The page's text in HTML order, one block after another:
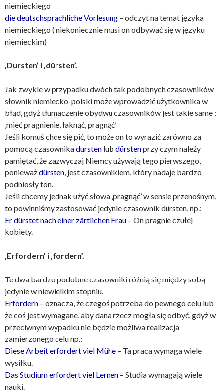
niemieckiego
die deutschsprachliche Vorlesung – odczyt na temat języka
niemieckiego ( niekoniecznie musi on odbywać się w języku
niemieckim)
‚Dursten’ i ‚dürsten’.
Jak zwykle w przypadku dwóch tak podobnych czasowników
słownik niemiecko-polski może wprowadzić użytkownika w
błąd, gdyż tłumaczenie obydwu czasowników jest takie same :
‚mieć pragnienie, łaknąć, pragnąć’
Jeśli komuś chce się pić, to może on to wyrazić zarówno za
pomocą czasownikadursten lub dürstenprzy czym należy
pamiętać, że zazwyczaj Niemcy używają tego pierwszego,
ponieważdürsten, jest czasownikiem, który nadaje bardzo
podniosły ton.
Jeśli chcemy jednak użyć słowa ‚pragnąć’ w sensie przenośnym,
to powinniśmy zastosować jedynie czasownik dürsten, np.:
Er dürstet nach einer zärtlichen Frau – On pragnie czułej
kobiety.
‚Erfordern’ i ‚fordern’.
Te dwa bardzo podobne czasowniki różnią się między sobą
jedynie w niewielkim stopniu.
Erfordern – oznacza, że czegoś potrzeba do pewnego celu lub
że coś jest wymagane, aby dana rzecz mogła się odbyć, gdyż w
przeciwnym wypadku nie będzie możliwa realizacja
zamierzonego celu np.:
Diese Arbeit erfordert viel Mühe – Ta praca wymaga wiele
wysiłku.
Das Studium erfordert viel Lernen – Studia wymagają wiele
nauki.